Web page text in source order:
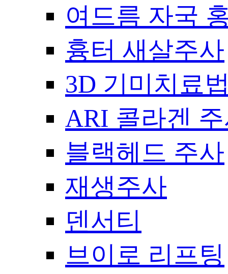
여드름 자국
흉터 새살주사
3D 기미치료
ARI 콜라겐
블랙헤드 주사
재생주사
덴서티
브이로 리프팅